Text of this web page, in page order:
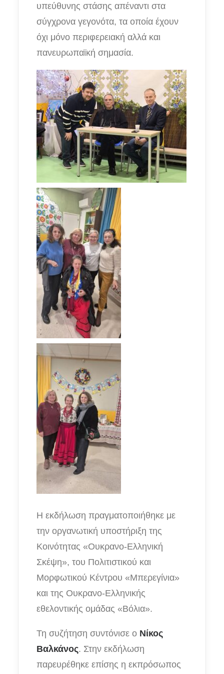
υπεύθυνης στάσης απέναντι στα
σύγχρονα γεγονότα, τα οποία έχουν
όχι μόνο περιφερειακή αλλά και
πανευρωπαϊκή σημασία.
Η εκδήλωση πραγματοποιήθηκε με
την οργανωτική υποστήριξη της
Κοινότητας «Ουκρανο-Ελληνική
Σκέψη», του Πολιτιστικού και
Μορφωτικού Κέντρου «Μπερεγίνια»
και της Ουκρανο-Ελληνικής
εθελοντικής ομάδας «Βόλια».
Τη συζήτηση συντόνισε ο Νίκος
Βαλκάνος. Στην εκδήλωση
παρευρέθηκε επίσης η εκπρόσωπος